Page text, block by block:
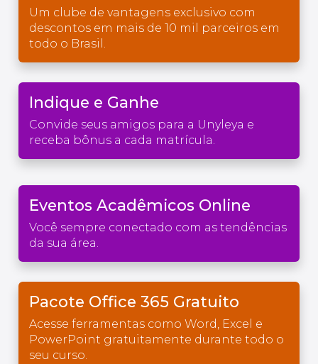
Um clube de vantagens exclusivo com
descontos em mais de 10 mil parceiros em
todo o Brasil.
Indique e Ganhe
Convide seus amigos para a Unyleya e
receba bônus a cada matrícula.
Eventos Acadêmicos Online
Você sempre conectado com as tendências
da sua área.
Pacote Office 365 Gratuito
Acesse ferramentas como Word, Excel e
PowerPoint gratuitamente durante todo o
seu curso.